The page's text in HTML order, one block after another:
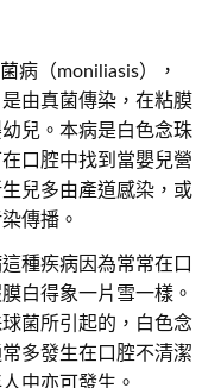
病（moniliasis），
由真菌傳染，在粘膜
兒。本病是白色念珠
口腔中找到當嬰兒營
兒多由產道感染，或
傳播。
種疾病因為常常在口
白得象一片雪一樣。
菌所引起的，白色念
多發生在口腔不清潔
中亦可發生。